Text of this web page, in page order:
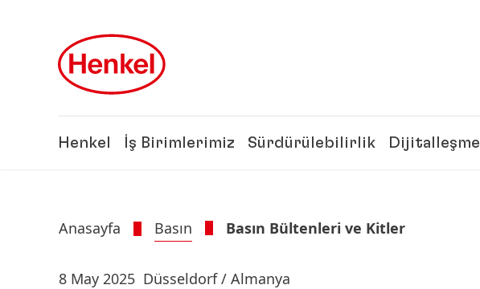
Henkel İş Birimlerimiz Sürdürülebilirlik Dijitalleşme
Anasayfa Basın Basın Bültenleri ve Kitler
8 May 2025 Düsseldorf / Almanya